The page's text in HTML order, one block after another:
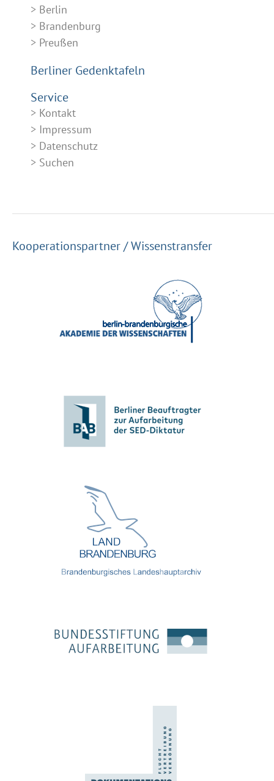
Berlin
Brandenburg
Preußen
Berliner Gedenktafeln
Service
Kontakt
Impressum
Datenschutz
Suchen
Kooperationspartner / Wissenstransfer